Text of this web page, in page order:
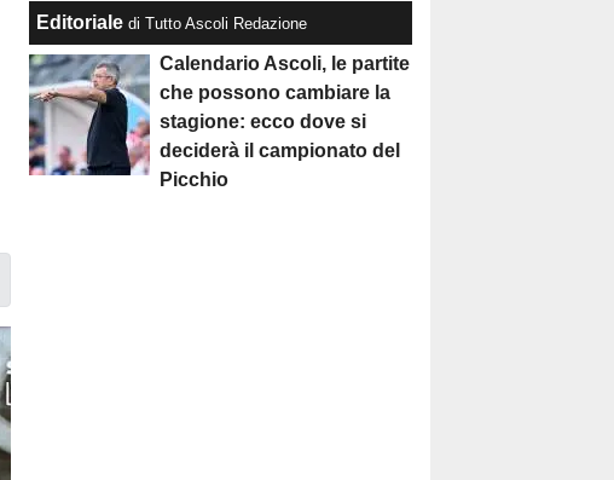
Editoriale di Tutto Ascoli Redazione
Calendario Ascoli, le partite
che possono cambiare la
stagione: ecco dove si
deciderà il campionato del
Picchio